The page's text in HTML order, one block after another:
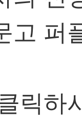
고 퍼
릭하